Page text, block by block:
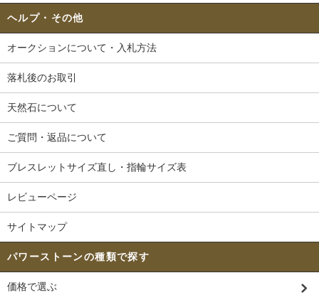
ヘルプ・その他
オークションについて・入札方法
落札後のお取引
天然石について
ご質問・返品について
ブレスレットサイズ直し・指輪サイズ表
レビューページ
サイトマップ
パワーストーンの種類で探す
価格で選ぶ